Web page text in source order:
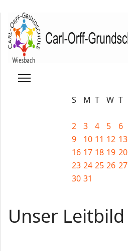
S M T W T
2
3 4 5 6
9
10 11 12 13
16 17 18 19 20
23 24 25 26 27
30 31
Unser Leitbild